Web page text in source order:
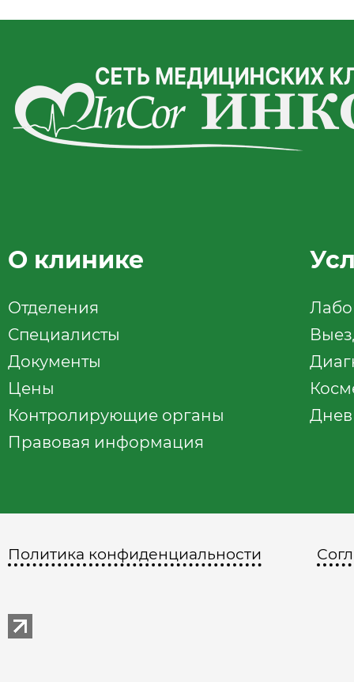
О клинике
Отделения
Специалисты
Документы
Цены
Контролирующие органы
Правовая информация
Политика конфиденциальности